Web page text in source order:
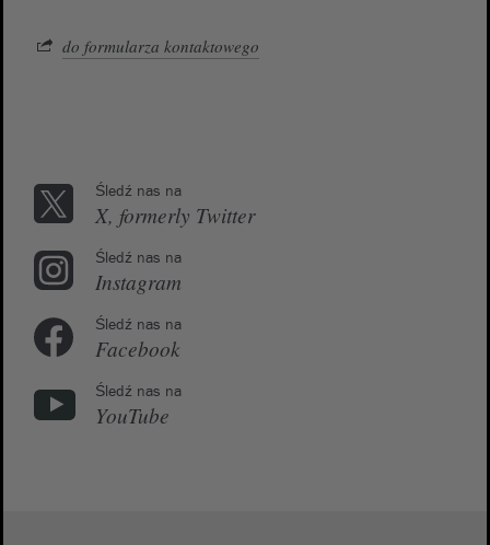
do formularza kontaktowego
Śledź nas na
X, formerly Twitter
Śledź nas na
Instagram
Śledź nas na
Facebook
Śledź nas na
YouTube